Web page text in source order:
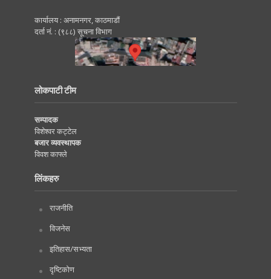
कार्यालय : अनामनगर, काठमाडाैं
दर्ता नं. : (९८८) सूचना विभाग
लोकपाटी टीम
सम्पादक
विशेश्वर कट्टेल
बजार व्यवस्थापक
विवश काफ्ले
लिंकहरु
राजनीति
विजनेस
इतिहास/सभ्यता
दृष्टिकोण